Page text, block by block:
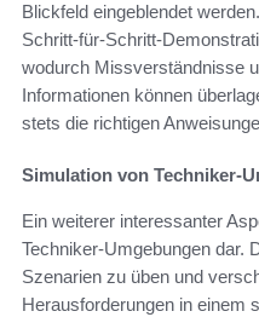
Blickfeld eingeblendet
Schritt-für-Schritt-
wodurch Missverständnisse
Informationen können
stets die richtigen
Simulation von Techniker-
Ein weiterer interessanter
Techniker-Umgebungen dar.
Szenarien zu üben und
Herausforderungen in einem